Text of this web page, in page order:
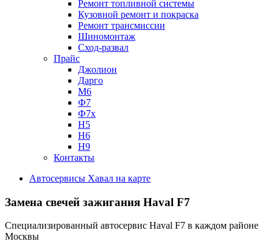
Ремонт топливной системы
Кузовной ремонт и покраска
Ремонт трансмиссии
Шиномонтаж
Сход-развал
Прайс
Джолион
Дарго
М6
Ф7
Ф7х
Н5
Н6
Н9
Контакты
Автосервисы Хавал на карте
Замена свечей зажигания Haval F7
Специализированный автосервис Haval F7 в каждом районе
Москвы